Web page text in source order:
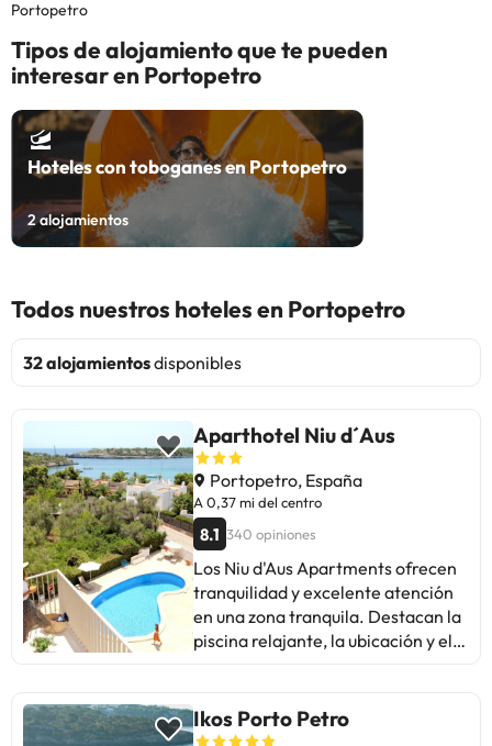
Portopetro
Tipos de alojamiento que te pueden
interesar en Portopetro
Hoteles con toboganes en Portopetro
2alojamientos
Todos nuestros hoteles en Portopetro
32 alojamientosdisponibles
Aparthotel Niu d´Aus
Portopetro, España
A 0,37 mi del centro
8.1 340 opiniones
Los Niu d'Aus Apartments ofrecen
tranquilidad y excelente atención
en una zona tranquila. Destacan la
piscina relajante, la ubicación y el
utensilios y añadir persianas en las
habitaciones. A pesar de pequeñas
Ikos Porto Petro